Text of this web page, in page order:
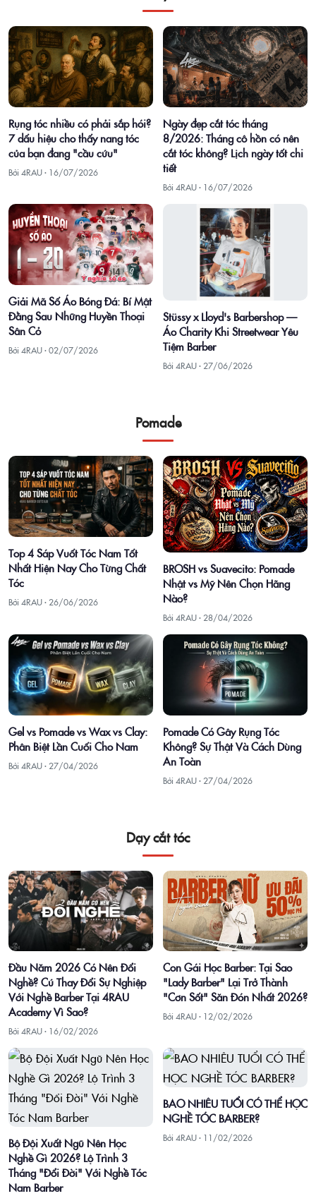
Rụng tóc nhiều có phải sắp hói?
7 dấu hiệu cho thấy nang tóc
của bạn đang "cầu cứu"
Bởi 4RAU · 16/07/2026
Ngày đẹp cắt tóc tháng
8/2026: Tháng cô hồn có nên
cắt tóc không? Lịch ngày tốt chi
tiết
Bởi 4RAU · 16/07/2026
Giải Mã Số Áo Bóng Đá: Bí Mật
Đằng Sau Những Huyền Thoại
Sân Cỏ
Bởi 4RAU ·02/07/2026
Stüssy x Lloyd's Barbershop —
Áo Charity Khi Streetwear Yêu
Tiệm Barber
Bởi 4RAU · 27/06/2026
Pomade
Top 4 Sáp Vuốt Tóc Nam Tốt
Nhất Hiện Nay Cho Từng Chất
Tóc
Bởi 4RAU · 26/06/2026
BROSH vs Suavecito: Pomade
Nhật vs Mỹ Nên Chọn Hãng
Nào?
Bởi 4RAU · 28/04/2026
Gel vs Pomade vs Wax vs Clay:
Phân Biệt Lần Cuối Cho Nam
Bởi 4RAU · 27/04/2026
Pomade Có Gây Rụng Tóc
Không? Sự Thật Và Cách Dùng
An Toàn
Bởi 4RAU · 27/04/2026
Dạy cắt tóc
Đầu Năm 2026 Có Nên Đổi
Nghề? Cú Thay Đổi Sự Nghiệp
Với Nghề Barber Tại 4RAU
Academy Vì Sao?
Bởi 4RAU · 16/02/2026
Con Gái Học Barber: Tại Sao
"Lady Barber" Lại Trở Thành
"Cơn Sốt" Săn Đón Nhất 2026?
Bởi 4RAU · 12/02/2026
Bộ Đội Xuất Ngũ Nên Học
Nghề Gì 2026? Lộ Trình 3
Tháng "Đổi Đời" Với Nghề Tóc
Nam Barber
BAO NHIÊU TUỔI CÓ THỂ HỌC
NGHỀ TÓC BARBER?
Bởi 4RAU · 11/02/2026